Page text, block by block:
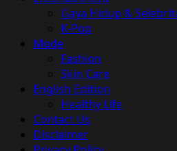
Gaya Hidup &
K-Pop
Mode
Fashion
Skin Care
English Edition
Healthy Life
Contact Us
Disclaimer